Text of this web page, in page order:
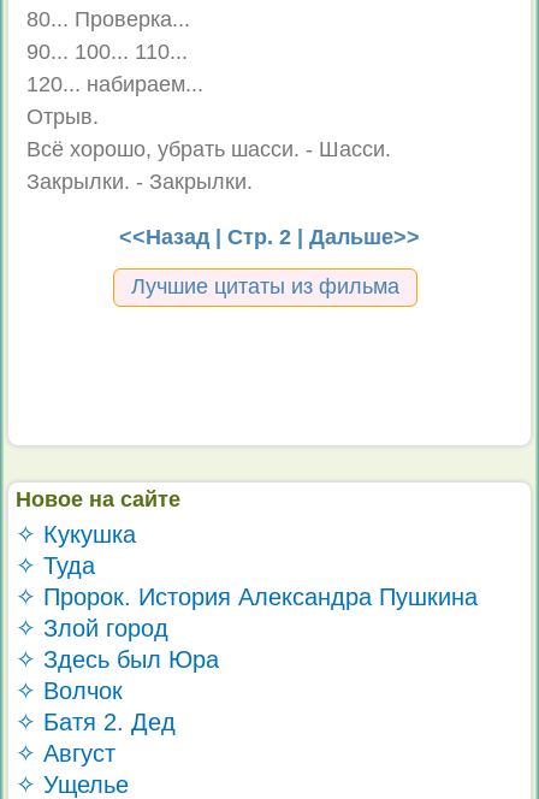
80... Проверка...
90... 100... 110...
120... набираем...
Отрыв.
Всё хорошо, убрать шасси. - Шасси.
Закрылки. - Закрылки.
<<Назад | Стр. 2 | Дальше>>
Лучшие цитаты из фильма
Новое на сайте
✧ Кукушка
✧ Туда
✧ Пророк. История Александра Пушкина
✧ Злой город
✧ Здесь был Юра
✧ Волчок
✧ Батя 2. Дед
✧ Август
✧ Ущелье